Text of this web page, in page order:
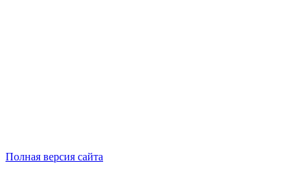
Полная версия сайта